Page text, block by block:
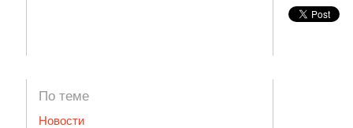
По теме
Новости